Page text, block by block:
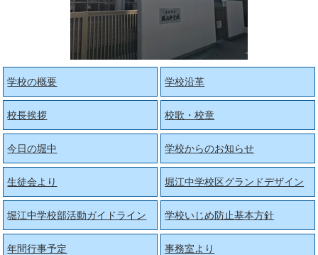
学校の概要 学校沿革
校長挨拶 校歌・校章
今日の堀中 学校からのお知らせ
生徒会より 堀江中学校区グランドデザイン
堀江中学校部活動ガイドライン 学校いじめ防止基本方針
年間行事予定 事務室より